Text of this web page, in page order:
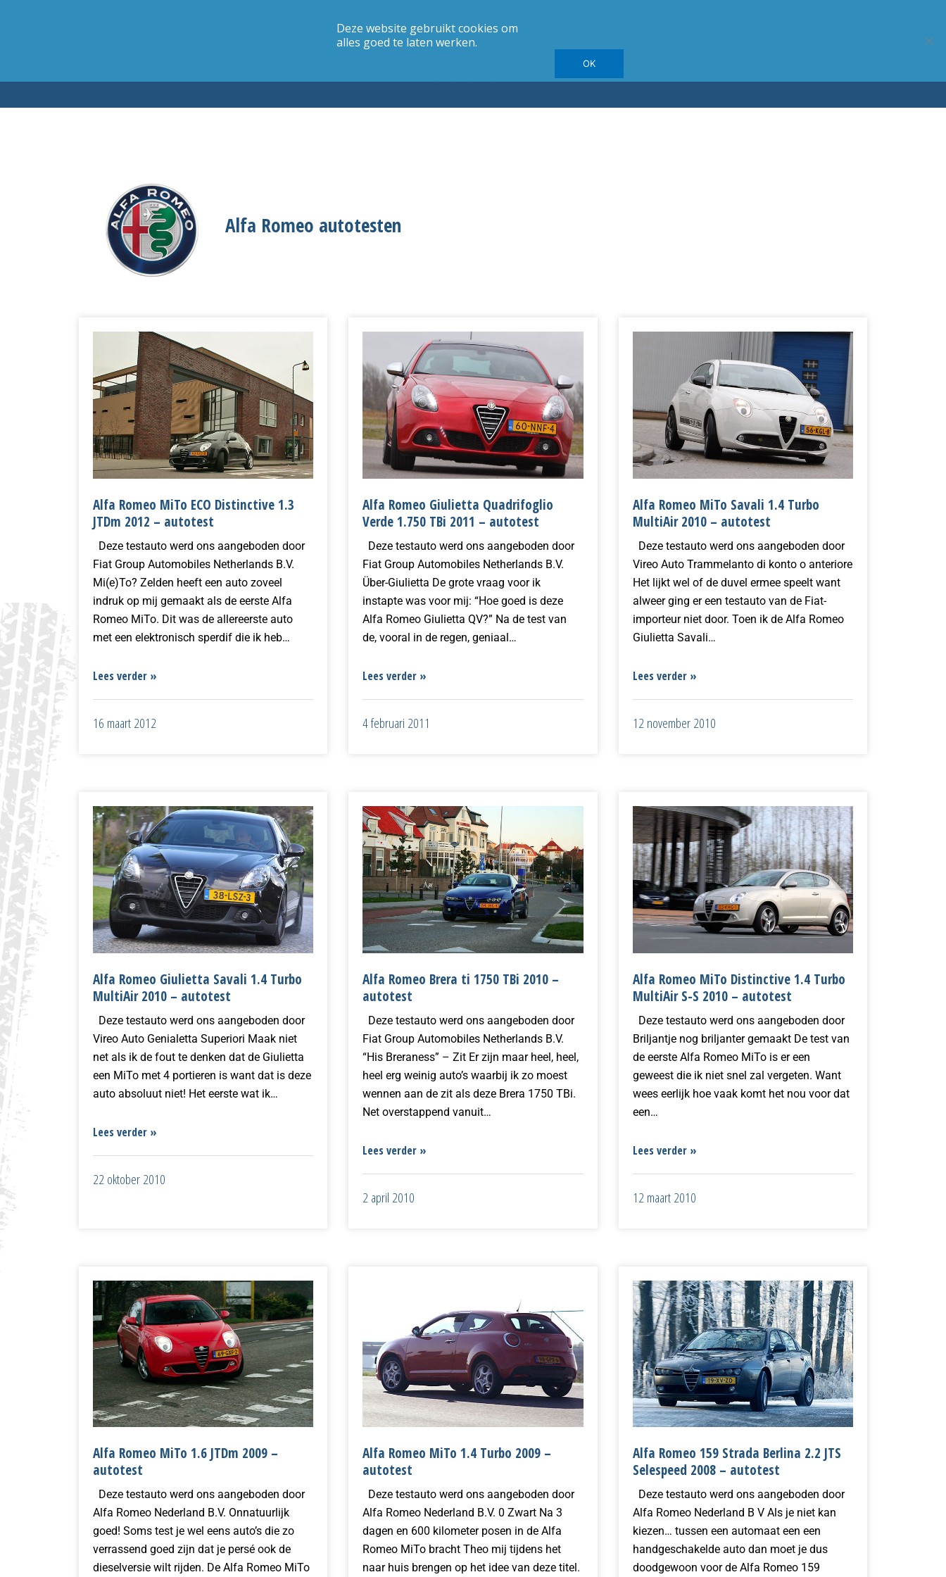
Carrosserie Jaargang Elektrische autotesten
Autotesten
Alfa Romeo autotesten
Alfa Romeo MiTo ECO Distinctive 1.3
JTDm 2012 – autotest
Deze testauto werd ons aangeboden door
Fiat Group Automobiles Netherlands B.V.
Mi(e)To? Zelden heeft een auto zoveel
indruk op mij gemaakt als de eerste Alfa
Romeo MiTo. Dit was de allereerste auto
met een elektronisch sperdif die ik heb…
Lees verder »
16 maart 2012
Alfa Romeo Giulietta Quadrifoglio
Verde 1.750 TBi 2011 – autotest
Deze testauto werd ons aangeboden door
Fiat Group Automobiles Netherlands B.V.
Über-Giulietta De grote vraag voor ik
instapte was voor mij: “Hoe goed is deze
Alfa Romeo Giulietta QV?” Na de test van
de, vooral in de regen, geniaal…
Lees verder »
4 februari 2011
Alfa Romeo MiTo Savali 1.4 Turbo
MultiAir 2010 – autotest
Deze testauto werd ons aangeboden door
Vireo Auto Trammelanto di konto o anteriore
Het lijkt wel of de duvel ermee speelt want
alweer ging er een testauto van de Fiat-
importeur niet door. Toen ik de Alfa Romeo
Giulietta Savali…
Lees verder »
12 november 2010
Alfa Romeo Giulietta Savali 1.4 Turbo
MultiAir 2010 – autotest
Deze testauto werd ons aangeboden door
Vireo Auto Genialetta Superiori Maak niet
net als ik de fout te denken dat de Giulietta
een MiTo met 4 portieren is want dat is deze
auto absoluut niet! Het eerste wat ik…
Lees verder »
22 oktober 2010
Alfa Romeo Brera ti 1750 TBi 2010 –
autotest
Deze testauto werd ons aangeboden door
Fiat Group Automobiles Netherlands B.V.
“His Breraness” – Zit Er zijn maar heel, heel,
heel erg weinig auto’s waarbij ik zo moest
wennen aan de zit als deze Brera 1750 TBi.
Net overstappend vanuit…
Lees verder »
2 april 2010
Alfa Romeo MiTo Distinctive 1.4 Turbo
MultiAir S-S 2010 – autotest
Deze testauto werd ons aangeboden door
Briljantje nog briljanter gemaakt De test van
de eerste Alfa Romeo MiTo is er een
geweest die ik niet snel zal vergeten. Want
wees eerlijk hoe vaak komt het nou voor dat
een…
Lees verder »
12 maart 2010
Alfa Romeo MiTo 1.6 JTDm 2009 –
autotest
Deze testauto werd ons aangeboden door
Alfa Romeo Nederland B.V. Onnatuurlijk
goed! Soms test je wel eens auto’s die zo
verrassend goed zijn dat je persé ook de
dieselversie wilt rijden. De Alfa Romeo MiTo
Alfa Romeo MiTo 1.4 Turbo 2009 –
autotest
Deze testauto werd ons aangeboden door
Alfa Romeo Nederland B.V. 0 Zwart Na 3
dagen en 600 kilometer posen in de Alfa
Romeo MiTo bracht Theo mij tijdens het
naar huis brengen op het idee van deze titel.
Alfa Romeo 159 Strada Berlina 2.2 JTS
Selespeed 2008 – autotest
Deze testauto werd ons aangeboden door
Alfa Romeo Nederland B V Als je niet kan
kiezen… tussen een automaat een een
handgeschakelde auto dan moet je dus
doodgewoon voor de Alfa Romeo 159
Deze website gebruikt cookies om
alles goed te laten werken.
OK